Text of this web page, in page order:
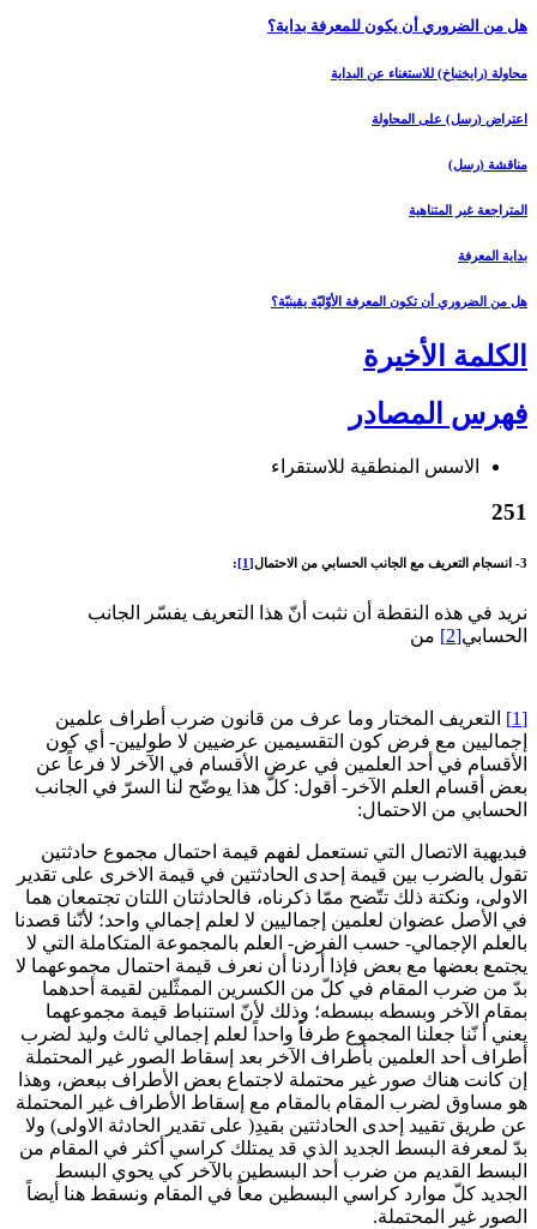
هل من الضروري أن يكون للمعرفة بداية؟
محاولة (رايخنباخ‏) للاستغناء عن البداية
اعتراض (رسل) على المحاولة
مناقشة (رسل)
المتراجعة غير المتناهية
بداية المعرفة
هل من الضروري أن تكون المعرفة الأوّليّة يقينيّة؟
الكلمة الأخيرة
فهرس المصادر
الاسس المنطقية للاستقراء
251
3- انسجام التعريف مع الجانب الحسابي من الاحتمال‏ [1]
:
نريد في هذه النقطة أن نثبت أنّ هذا التعريف يفسّر الجانب
الحسابي‏[2] من‏
[1]
التعريف المختار وما عرف من قانون ضرب أطراف علمين
إجماليين مع فرض كون التقسيمين عرضيين لا طوليين- أي كون
الأقسام في أحد العلمين في عرض الأقسام في الآخر لا فرعاً عن
بعض أقسام العلم الآخر- أقول: كلّ هذا يوضّح لنا السرّ في الجانب
الحسابي من الاحتمال:
فبديهية الاتصال التي تستعمل لفهم قيمة احتمال مجموع حادثتين
تقول بالضرب بين قيمة إحدى الحادثتين في قيمة الاخرى على تقدير
الاولى، ونكتة ذلك تتّضح ممّا ذكرناه، فالحادثتان اللتان تجتمعان هما
في الأصل عضوان لعلمين إجماليين لا لعلم إجمالي واحد؛ لأنّنا قصدنا
بالعلم الإجمالي- حسب الفرض- العلم بالمجموعة المتكاملة التي لا
يجتمع بعضها مع بعض فإذا أردنا أن نعرف قيمة احتمال مجموعهما لا
بدّ من ضرب المقام في كلّ من الكسرين الممثّلين لقيمة أحدهما
بمقام الآخر وبسطه ببسطه؛ وذلك لأنّ استنباط قيمة مجموعهما
يعني أ نّنا جعلنا المجموع طرفاً واحداً لعلم إجمالي ثالث وليد لضرب
أطراف أحد العلمين بأطراف الآخر بعد إسقاط الصور غير المحتملة
إن كانت هناك صور غير محتملة لاجتماع بعض الأطراف ببعض، وهذا
هو مساوق لضرب المقام بالمقام مع إسقاط الأطراف غير المحتملة
عن طريق تقييد إحدى الحادثتين بقيدِ( على تقدير الحادثة الاولى) ولا
بدّ لمعرفة البسط الجديد الذي قد يمتلك كراسي أكثر في المقام من
البسط القديم من ضرب أحد البسطين بالآخر كي يحوي البسط
الجديد كلّ موارد كراسي البسطين معاً في المقام ونسقط هنا أيضاً
الصور غير المحتملة.